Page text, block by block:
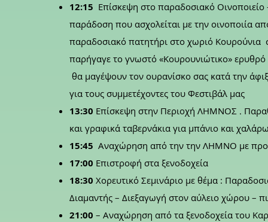
12:15 Επίσκεψη στο παραδοσιακό
παράδοση που ασχολείται με την οινοποιία
παραδοσιακό πατητήρι στο χωριό Κουρούνια
παρήγαγε το γνωστό «Κουρουνιώτικο» ερυθρό
θα μαγέψουν τον ουρανίσκο σας κατά την
για τους συμμετέχοντες του Φεστιβάλ μας
13:30 Επίσκεψη στην Περιοχή ΛΗΜΝΟΣ .
και γραφικά ταβερνάκια για μπάνιο και
15:45 Αναχώρηση από την την ΛΗΜΝΟ με
17:00 Επιστροφή στα ξενοδοχεία
18:30 Χορευτικό Σεμινάριο με θέμα :
Διαμαντής – Διεξαγωγή στον αύλειο χώρου –
21:00 – Αναχώρηση από τα ξενοδοχεία του